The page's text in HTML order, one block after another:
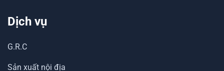
Dịch vụ
G.R.C
Sản xuất nội địa